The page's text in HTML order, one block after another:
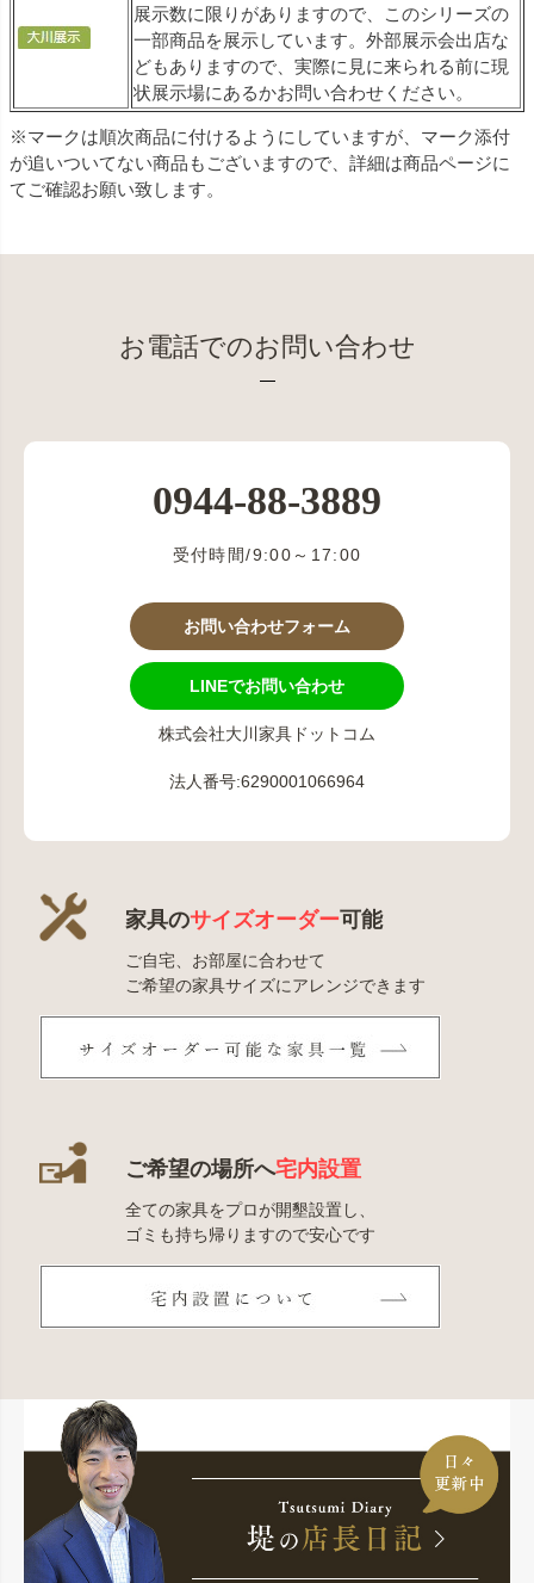
展示数に限りがありますので、このシリーズの
一部商品を展示しています。外部展示会出店な
どもありますので、実際に見に来られる前に現
状展示場にあるかお問い合わせください。
※マークは順次商品に付けるようにしていますが、マーク添付
が追いついてない商品もございますので、詳細は商品ページに
てご確認お願い致します。
お電話でのお問い合わせ
0944-88-3889
受付時間/9:00～17:00
お問い合わせフォーム
LINEでお問い合わせ
株式会社大川家具ドットコム
法人番号:6290001066964
家具のサイズオーダー可能
ご自宅、お部屋に合わせて
ご希望の家具サイズにアレンジできます
ご希望の場所へ宅内設置
全ての家具をプロが開墾設置し、
ゴミも持ち帰りますので安心です